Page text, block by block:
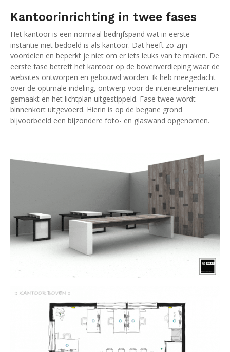
Kantoorinrichting in twee fases
Het kantoor is een normaal bedrijfspand wat in eerste
instantie niet bedoeld is als kantoor. Dat heeft zo zijn
voordelen en beperkt je niet om er iets leuks van te maken. De
eerste fase betreft het kantoor op de bovenverdieping waar de
websites ontworpen en gebouwd worden. Ik heb meegedacht
over de optimale indeling, ontwerp voor de interieurelementen
gemaakt en het lichtplan uitgestippeld. Fase twee wordt
binnenkort uitgevoerd. Hierin is op de begane grond
bijvoorbeeld een bijzondere foto- en glaswand opgenomen.